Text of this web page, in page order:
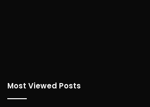
Most Viewed Posts